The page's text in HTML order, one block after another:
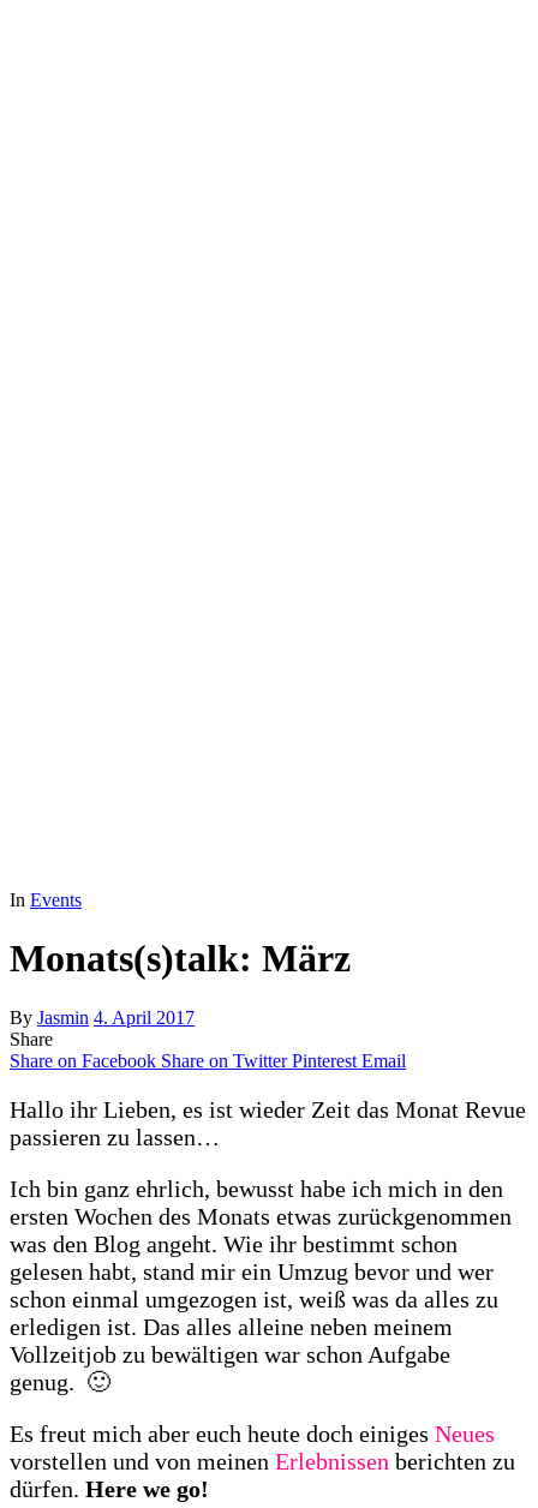
In Events
Monats(s)talk: März
By Jasmin 4. April 2017
Share
Share on Facebook Share on Twitter Pinterest Email
Hallo ihr Lieben, es ist wieder Zeit das Monat Revue
passieren zu lassen…
Ich bin ganz ehrlich, bewusst habe ich mich in den
ersten Wochen des Monats etwas zurückgenommen
was den Blog angeht. Wie ihr bestimmt schon
gelesen habt, stand mir ein Umzug bevor und wer
schon einmal umgezogen ist, weiß was da alles zu
erledigen ist. Das alles alleine neben meinem
Vollzeitjob zu bewältigen war schon Aufgabe
genug. 🙂
Es freut mich aber euch heute doch einiges Neues
vorstellen und von meinen Erlebnissen berichten zu
dürfen. Here we go!